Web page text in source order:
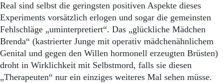
Real sind selbst die geringsten positiven Aspekte dieses
Experiments vorsätzlich erlogen und sogar die gemeinsten
Fehlschläge „uminterpretiert“. Das „glückliche Mädchen
Brenda“ (kastrierter Junge mit operativ mädchenähnlichem
Genital und gegen den Willen hormonell erzeugten Brüsten)
droht in Wirklichkeit mit Selbstmord, falls sie diesen
„Therapeuten“ nur ein einziges weiteres Mal sehen müsse.